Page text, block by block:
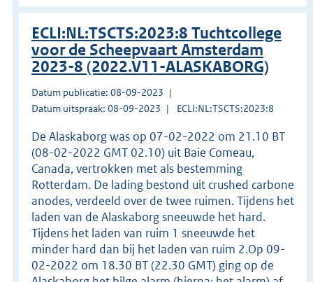
ECLI:NL:TSCTS:2023:8 Tuchtcollege
voor de Scheepvaart Amsterdam
2023-8 (2022.V11-ALASKABORG)
Datum publicatie: 08-09-2023
Datum uitspraak: 08-09-2023
ECLI:NL:TSCTS:2023:8
De Alaskaborg was op 07-02-2022 om 21.10 BT
(08-02-2022 GMT 02.10) uit Baie Comeau,
Canada, vertrokken met als bestemming
Rotterdam. De lading bestond uit crushed carbone
anodes, verdeeld over de twee ruimen. Tijdens het
laden van de Alaskaborg sneeuwde het hard.
Tijdens het laden van ruim 1 sneeuwde het
minder hard dan bij het laden van ruim 2.Op 09-
02-2022 om 18.30 BT (22.30 GMT) ging op de